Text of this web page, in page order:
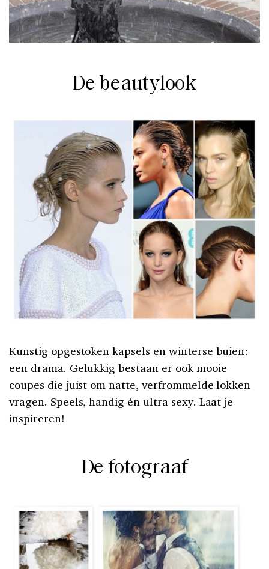
De beautylook
Kunstig opgestoken kapsels en winterse buien:
een drama. Gelukkig bestaan er ook mooie
coupes die juist om natte, verfrommelde lokken
vragen. Speels, handig én ultra sexy. Laat je
inspireren!
De fotograaf